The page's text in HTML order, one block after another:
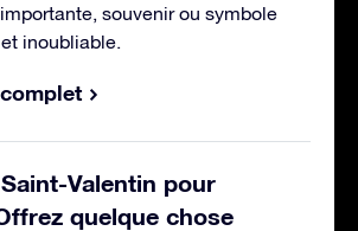
souvenir ou symbole
inoubliable.
Valentin pour
quelque chose